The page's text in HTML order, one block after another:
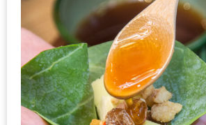
รางวัล
กับ
สมาชิก
ENEWS
น้า
อ้วน